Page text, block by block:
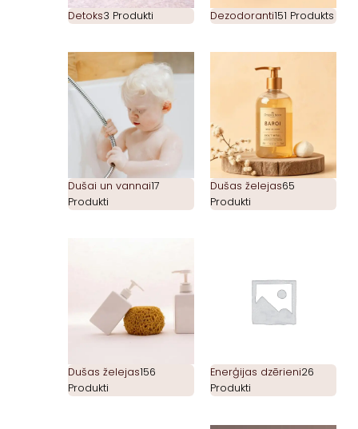
Detoks3 Produkti Dezodoranti151 Produkts
Dušai un vannai17
Produkti
Dušas želejas65
Produkti
Dušas želejas156
Produkti
Enerģijas dzērieni26
Produkti